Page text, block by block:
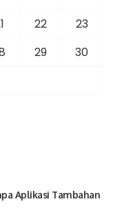
22
23
29
30
Aplikasi Tambahan